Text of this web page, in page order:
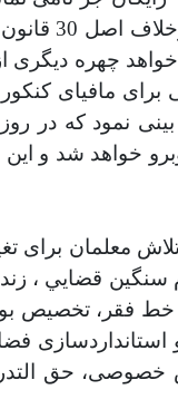
آموزش
چهره دیگری
برای مافیای
نمود که در
خواهد شد و
تلاش معلمان
سنگين قضايي ،
فقر، تخصیص
استانداردسازی
حق